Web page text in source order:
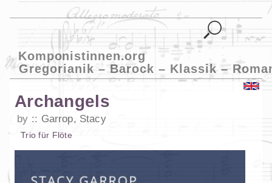
Komponistinnen.org
Gregorianik – Barock – Klassik –
Archangels
by Garrop, Stacy
Trio für Flöte